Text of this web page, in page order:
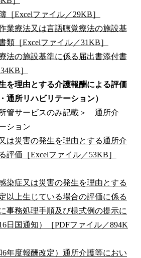
Excelファイル／29KB］
療法又は言語聴覚療法の施設基
類［Excelファイル／31KB］
の施設基準に係る届出書添付書
］
を理由とする介護報酬による評価
通所リハビリテーション）
管サービスのみ記載＞ 通所介
ション
は災害の発生を理由とする通所介
評価［Excelファイル／53KB］
染症又は災害の発生を理由とする
以上生じている場合の評価に係る
事務処理手順及び様式例の提示に
日国通知）［PDFファイル／894K
6年度報酬改定）通所介護等におい